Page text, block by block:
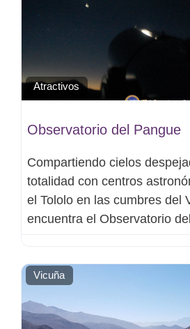
Atractivos
Observatorio del Pangue
Compartiendo cielos
totalidad con centros
el Tololo en las cumbres del
encuentra el Observatorio del
Vicuña